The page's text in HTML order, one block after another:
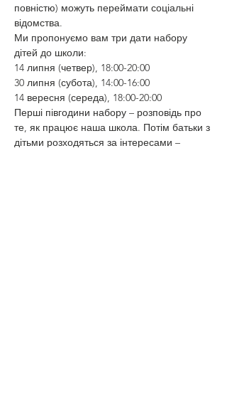
повністю) можуть переймати соціальні
відомства.
Ми пропонуємо вам три дати набору
дітей до школи:
14 липня (четвер), 18:00-20:00
30 липня (субота), 14:00-16:00
14 вересня (середа), 18:00-20:00
Перші півгодини набору – розповідь про
те, як працює наша школа. Потім батьки з
дітьми розходяться за інтересами –